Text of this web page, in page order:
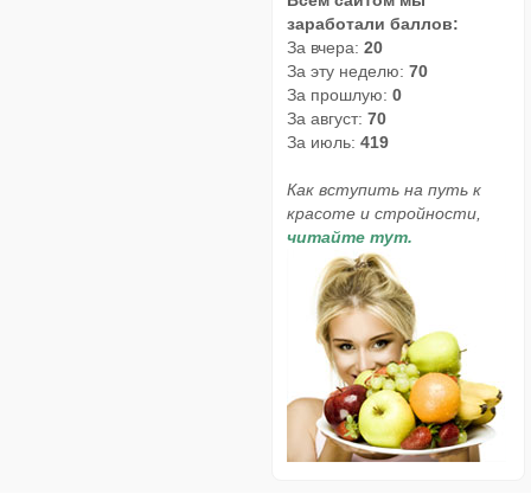
заработали баллов:
За вчера: 20
За эту неделю: 70
За прошлую: 0
За август: 70
За июль: 419
Как вступить на путь к
красоте и стройности,
читайте тут.